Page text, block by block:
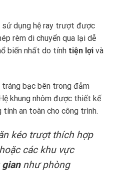
sử dụng hệ ray trượt được
rèm di chuyển qua lại dễ
biến nhất do tính tiện lợi và
bạc bên trong đảm
khung nhôm được thiết kế
tính an toàn cho công trình.
kéo trượt thích hợp
các khu vực
như phòng